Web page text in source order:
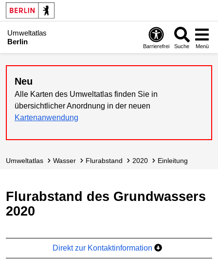
Umweltatlas
Berlin
Barrierefrei Suche Menü
Neu
Alle Karten des Umweltatlas finden Sie in
übersichtlicher Anordnung in der neuen
Kartenanwendung
Umweltatlas Wasser Flurabstand 2020 Einleitung
Flurabstand des Grundwassers
2020
Direkt zur Kontaktinformation